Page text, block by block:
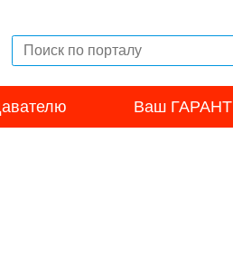
Ваш ГАРАНТ